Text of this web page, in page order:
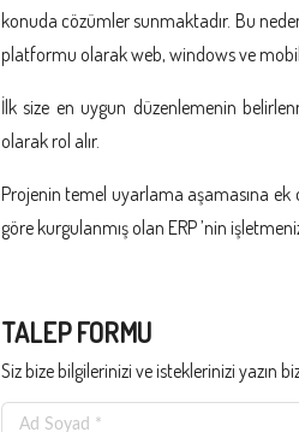
konuda cözümler sunmaktadır. Bu
platformu olarak web, windows ve
İlk size en uygun düzenlemenin
olarak rol alır.
Projenin temel uyarlama aşamasına ek
göre kurgulanmış olan ERP ’nin
TALEP FORMU
Siz bize bilgilerinizi ve isteklerinizi yazın